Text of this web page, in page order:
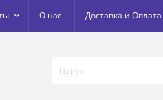
О нас Доставка и Оплата